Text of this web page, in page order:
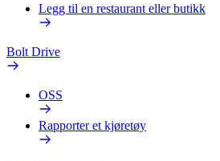
Legg til en restaurant eller butikk
Bolt Drive
OSS
Rapporter et kjøretøy